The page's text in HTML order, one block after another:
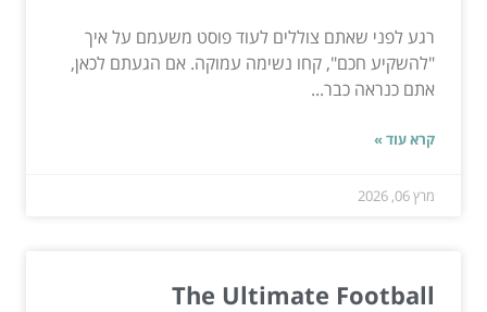
רגע לפני שאתם צוללים לעוד פוסט משעמם על איך
"להשקיע חכם", קחו נשימה עמוקה. אם הגעתם לכאן,
אתם כנראה כבר...
קרא עוד »
מרץ 06, 2026
The Ultimate Football